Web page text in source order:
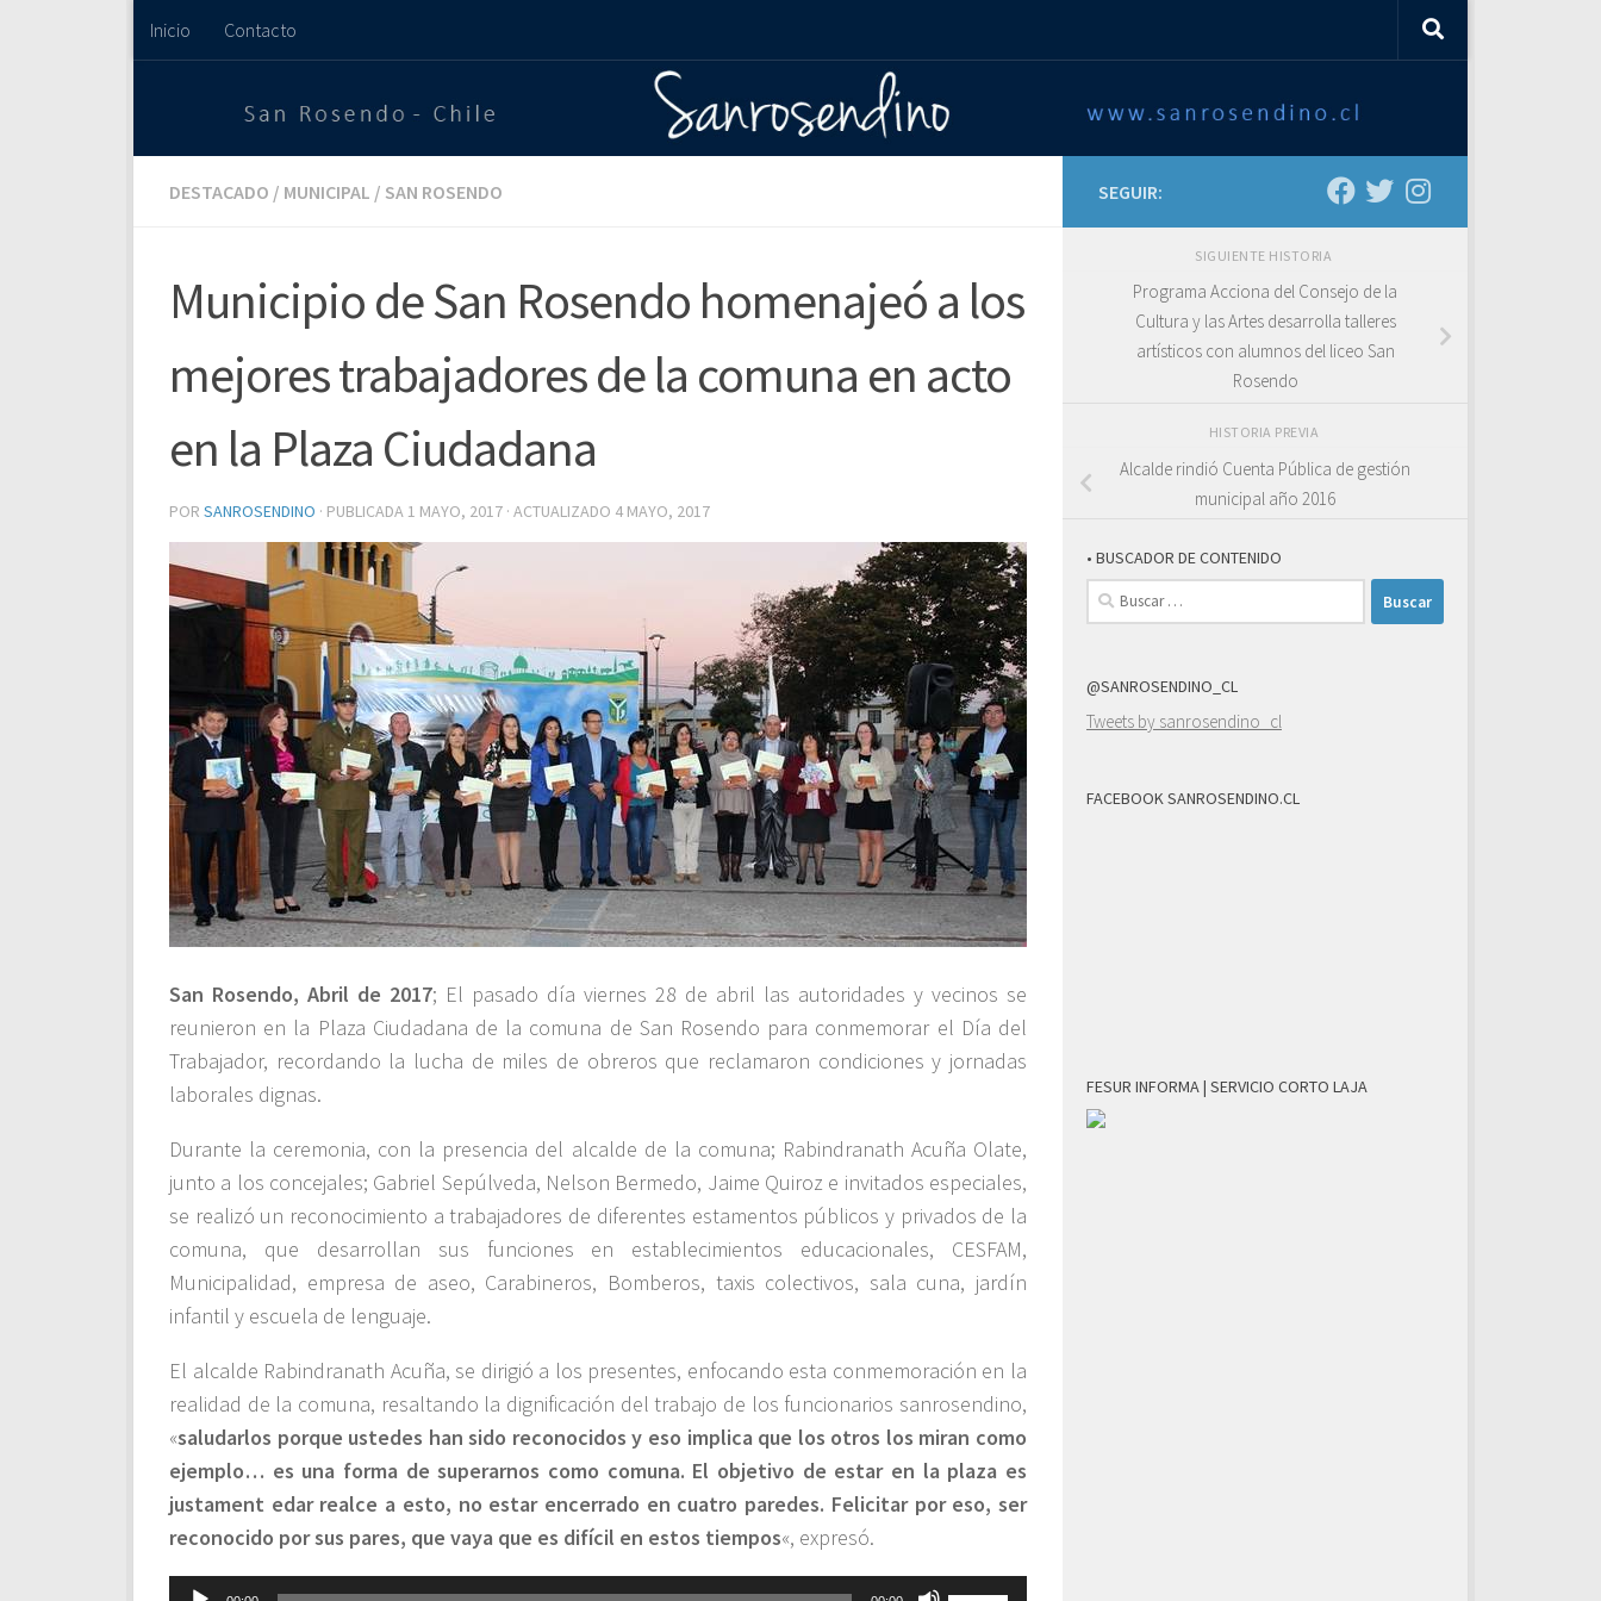
Saltar al contenido
Inicio Contacto
DESTACADO / MUNICIPAL / SAN ROSENDO
Municipio de San Rosendo homenajeó a los
mejores trabajadores de la comuna en acto
en la Plaza Ciudadana
POR SANROSENDINO · PUBLICADA 1 MAYO, 2017 · ACTUALIZADO 4 MAYO, 2017
San Rosendo, Abril de 2017; El pasado día viernes 28 de abril las autoridades y vecinos se
reunieron en la Plaza Ciudadana de la comuna de San Rosendo para conmemorar el Día del
Trabajador, recordando la lucha de miles de obreros que reclamaron condiciones y jornadas
laborales dignas.
Durante la ceremonia, con la presencia del alcalde de la comuna; Rabindranath Acuña Olate,
junto a los concejales; Gabriel Sepúlveda, Nelson Bermedo, Jaime Quiroz e invitados especiales,
se realizó un reconocimiento a trabajadores de diferentes estamentos públicos y privados de la
comuna, que desarrollan sus funciones en establecimientos educacionales, CESFAM,
Municipalidad, empresa de aseo, Carabineros, Bomberos, taxis colectivos, sala cuna, jardín
infantil y escuela de lenguaje.
El alcalde Rabindranath Acuña, se dirigió a los presentes, enfocando esta conmemoración en la
realidad de la comuna, resaltando la dignificación del trabajo de los funcionarios sanrosendino,
«saludarlos porque ustedes han sido reconocidos y eso implica que los otros los miran como
ejemplo… es una forma de superarnos como comuna. El objetivo de estar en la plaza es
justament edar realce a esto, no estar encerrado en cuatro paredes. Felicitar por eso, ser
reconocido por sus pares, que vaya que es difícil en estos tiempos«, expresó.
Reproductor
Utiliza
SEGUIR:
SIGUIENTE HISTORIA
Programa Acciona del Consejo de la
Cultura y las Artes desarrolla talleres
artísticos con alumnos del liceo San
Rosendo
HISTORIA PREVIA
Alcalde rindió Cuenta Pública de gestión
municipal año 2016
• BUSCADOR DE CONTENIDO
Buscar:
@SANROSENDINO_CL
Tweets by sanrosendino_cl
FACEBOOK SANROSENDINO.CL
FESUR INFORMA | SERVICIO CORTO LAJA